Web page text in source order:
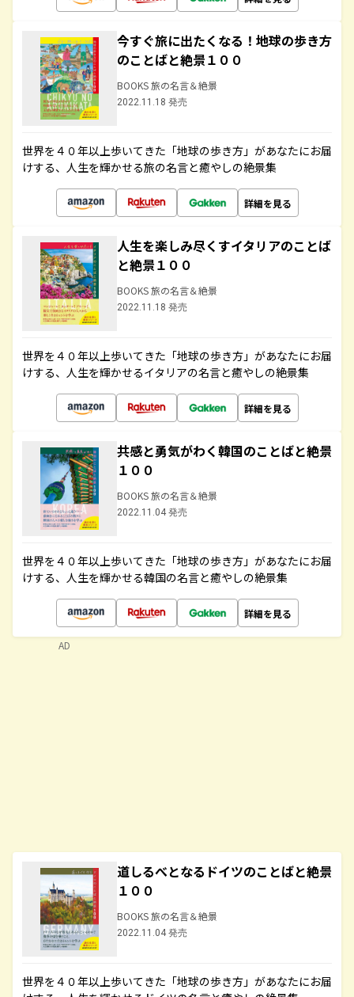
今すぐ旅に出たくなる！地球の歩き方
のことばと絶景１００
BOOKS 旅の名言＆絶景
2022.11.18 発売
世界を４０年以上歩いてきた「地球の歩き方」があなたにお届
けする、人生を輝かせる旅の名言と癒やしの絶景集
詳細を見る
人生を楽しみ尽くすイタリアのことば
と絶景１００
BOOKS 旅の名言＆絶景
2022.11.18 発売
世界を４０年以上歩いてきた「地球の歩き方」があなたにお届
けする、人生を輝かせるイタリアの名言と癒やしの絶景集
詳細を見る
共感と勇気がわく韓国のことばと絶景
１００
BOOKS 旅の名言＆絶景
2022.11.04 発売
世界を４０年以上歩いてきた「地球の歩き方」があなたにお届
けする、人生を輝かせる韓国の名言と癒やしの絶景集
詳細を見る
道しるべとなるドイツのことばと絶景
１００
BOOKS 旅の名言＆絶景
2022.11.04 発売
世界を４０年以上歩いてきた「地球の歩き方」があなたにお届
AD